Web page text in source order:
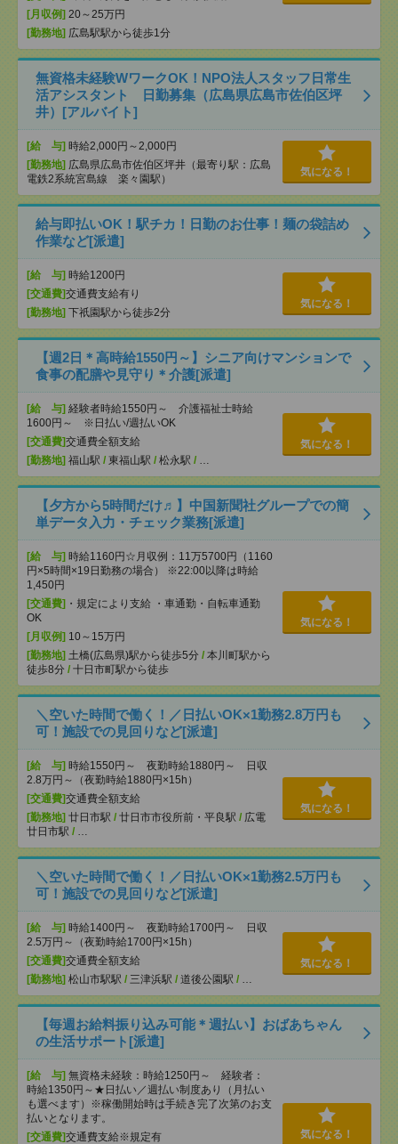
[月収例] 20～25万円
[勤務地] 広島駅駅から徒歩1分
無資格未経験WワークOK！NPO法人スタッフ日常生
活アシスタント 日勤募集（広島県広島市佐伯区坪
井）[アルバイト]
[給 与] 時給2,000円～2,000円
[勤務地] 広島県広島市佐伯区坪井（最寄り駅：広島
電鉄2系統宮島線 楽々園駅）
気になる！
給与即払いOK！駅チカ！日勤のお仕事！麺の袋詰め
作業など[派遣]
[給 与] 時給1200円
[交通費]交通費支給有り
[勤務地] 下祇園駅から徒歩2分
気になる！
【週2日＊高時給1550円～】シニア向けマンションで
食事の配膳や見守り＊介護[派遣]
[給 与] 経験者時給1550円～ 介護福祉士時給
1600円～ ※日払い/週払いOK
[交通費]交通費全額支給
[勤務地] 福山駅 / 東福山駅 / 松永駅 / …
気になる！
【夕方から5時間だけ♬】中国新聞社グループでの簡
単データ入力・チェック業務[派遣]
[給 与] 時給1160円☆月収例：11万5700円（1160
円×5時間×19日勤務の場合） ※22:00以降は時給
1,450円
[交通費] ・規定により支給 ・車通勤・自転車通勤
OK
[月収例] 10～15万円
[勤務地] 土橋(広島県)駅から徒歩5分 / 本川町駅から
徒歩8分 / 十日市町駅から徒歩
気になる！
＼空いた時間で働く！／日払いOK×1勤務2.8万円も
可！施設での見回りなど[派遣]
[給 与] 時給1550円～ 夜勤時給1880円～ 日収
2.8万円～（夜勤時給1880円×15h）
[交通費]交通費全額支給
[勤務地] 廿日市駅 / 廿日市市役所前・平良駅 / 広電
廿日市駅 / …
気になる！
＼空いた時間で働く！／日払いOK×1勤務2.5万円も
可！施設での見回りなど[派遣]
[給 与] 時給1400円～ 夜勤時給1700円～ 日収
2.5万円～（夜勤時給1700円×15h）
[交通費]交通費全額支給
[勤務地] 松山市駅駅 / 三津浜駅 / 道後公園駅 / …
気になる！
【毎週お給料振り込み可能＊週払い】おばあちゃん
の生活サポート[派遣]
[給 与] 無資格未経験：時給1250円～ 経験者：
時給1350円～★日払い／週払い制度あり（月払い
も選べます）※稼働開始時は手続き完了次第のお支
払いとなります。
[交通費]交通費支給※規定有
気になる！